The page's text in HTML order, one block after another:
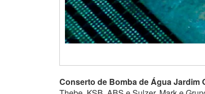
Conserto de Bomba de Água Jardim